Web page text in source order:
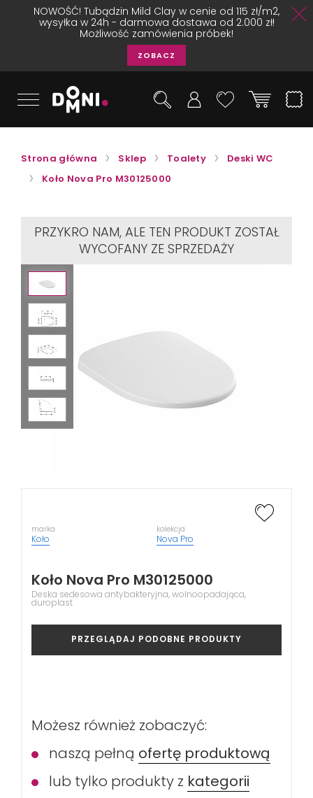
NOWOŚĆ! Tubądzin Mild Clay w cenie od 115 zł/m2,
wysyłka w 24h - darmowa dostawa od 2.000 zł!
Możliwość zamówienia próbek!
ZOBACZ
Strona główna Sklep Toalety
Deski WC
Koło Nova Pro M30125000
PRZYKRO NAM, ALE TEN PRODUKT ZOSTAŁ
WYCOFANY ZE SPRZEDAŻY
marka
Koło
kolekcja
Nova Pro
Koło Nova Pro M30125000
Deska sedesowa antybakteryjna, wolnoopadająca,
duroplast
PRZEGLĄDAJ PODOBNE PRODUKTY
Możesz również zobaczyć:
naszą pełną ofertę produktową
lub tylko produkty z kategorii